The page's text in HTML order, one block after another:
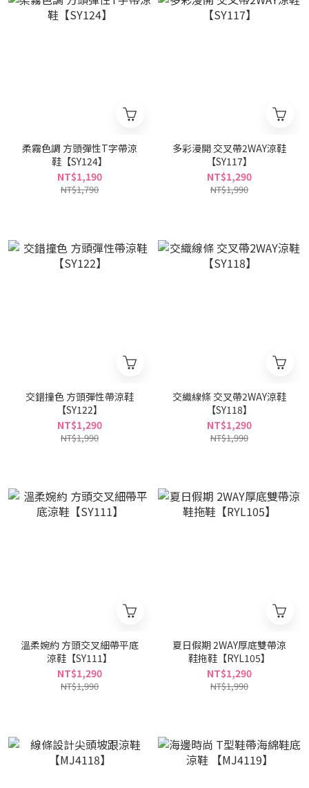
柔霧色調 方頭彈性T字帶涼
鞋【SY124】
NT$1,190
NT$1,790
多彩漫開 交叉帶2WAY涼鞋
【SY117】
NT$1,290
NT$1,990
交錯撞色 方頭彈性帶涼鞋
【SY122】
NT$1,290
NT$1,990
交織線條 交叉帶2WAY涼鞋
【SY118】
NT$1,290
NT$1,990
溫柔婉約 方頭交叉細帶平底
涼鞋【SY111】
NT$1,290
NT$1,990
夏日假期 2WAY厚底雙帶涼
鞋拖鞋【RYL105】
NT$1,290
NT$1,990